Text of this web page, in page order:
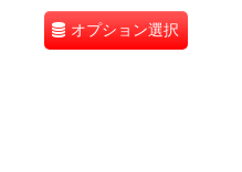
オプション選択